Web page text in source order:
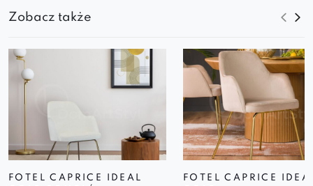
Zobacz także
FOTEL CAPRICE IDEAL
FOTEL CAPRICE